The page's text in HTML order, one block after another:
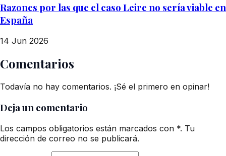
Razones por las que el caso Leire no sería viable en
España
14 Jun 2026
Comentarios
Todavía no hay comentarios. ¡Sé el primero en opinar!
Deja un comentario
Los campos obligatorios están marcados con *. Tu
dirección de correo no se publicará.